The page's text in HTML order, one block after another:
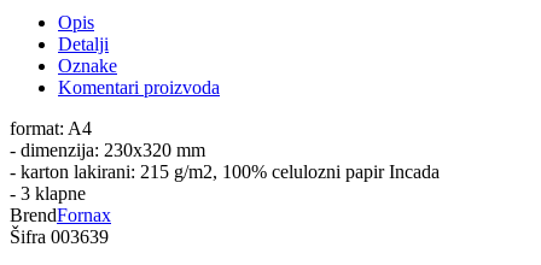
Opis
Detalji
Oznake
Komentari proizvoda
format: A4
- dimenzija: 230x320 mm
- karton lakirani: 215 g/m2, 100% celulozni papir Incada
- 3 klapne
BrendFornax
Šifra 003639